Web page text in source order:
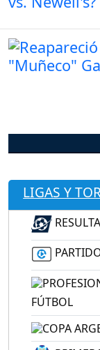
LIGAS Y
FÚTBOL